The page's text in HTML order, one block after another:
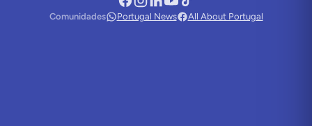
Comunidades Portugal News All About Portugal